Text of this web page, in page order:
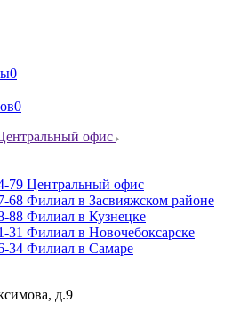
0
0
офис
79 Центральный офис
68 Филиал в Засвияжском районе
88 Филиал в Кузнецке
31 Филиал в Новочебоксарске
34 Филиал в Самаре
д.9